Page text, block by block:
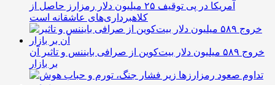
آمریکا در پی توقیف ۲۵ میلیون دلار رمزارز حاصل از
کلاهبرداری‌های عاشقانه است
خروج ۵۸۹ میلیون دلار بیت‌کوین از صرافی بایننس و تاثیر آن
بر بازار